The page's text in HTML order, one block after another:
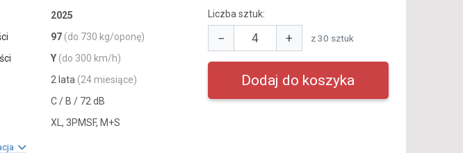
2025
97 (do 730 kg/oponę)
Y (do 300 km/h)
2 lata (24 miesiące)
C / B / 72 dB
XL, 3PMSF, M+S
Liczba sztuk:
− + z 30 sztuk